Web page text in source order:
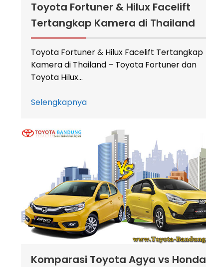
Toyota Fortuner & Hilux Facelift
Tertangkap Kamera di Thailand
Toyota Fortuner & Hilux Facelift Tertangkap
Kamera di Thailand – Toyota Fortuner dan
Toyota Hilux…
Selengkapnya
Komparasi Toyota Agya vs Honda